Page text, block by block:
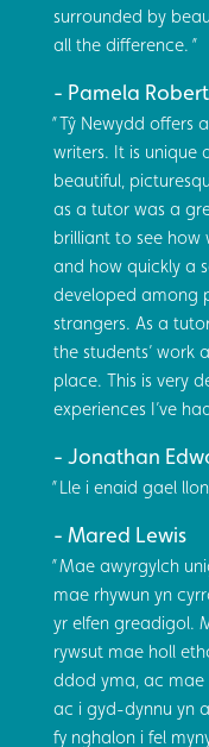
surrounded by
all the difference.
Pamela
Tŷ Newydd offers
writers. It is unique
beautiful,
as a tutor was a
brilliant to see how
and how quickly a
developed among
strangers. As a
the students’ work
place. This is very
experiences I’ve
Jonathan
Lle i enaid gael
Mared Lewis
Mae awyrgylch
mae rhywun yn
yr elfen greadigol.
rywsut mae holl
ddod yma, ac
ac i gyd-dynnu yn
fy nghalon i fel